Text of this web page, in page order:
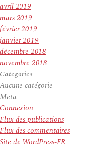
avril 2019
mars 2019
février 2019
janvier 2019
décembre 2018
novembre 2018
Categories
Aucune catégorie
Meta
Connexion
Flux des publications
Flux des commentaires
Site de WordPress-FR